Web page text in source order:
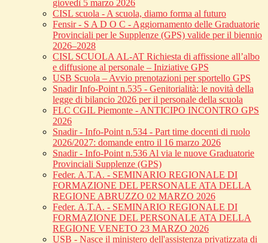
giovedì 5 marzo 2026
CISL scuola - A scuola, diamo forma al futuro
Fensir - S A D O C - Aggiornamento delle Graduatorie
Provinciali per le Supplenze (GPS) valide per il biennio
2026–2028
CISL SCUOLA AL-AT Richiesta di affissione all’albo
e diffusione al personale – Iniziative GPS
USB Scuola – Avvio prenotazioni per sportello GPS
Snadir Info-Point n.535 - Genitorialità: le novità della
legge di bilancio 2026 per il personale della scuola
FLC CGIL Piemonte - ANTICIPO INCONTRO GPS
2026
Snadir - Info-Point n.534 - Part time docenti di ruolo
2026/2027: domande entro il 16 marzo 2026
Snadir - Info-Point n.536 Al via le nuove Graduatorie
Provinciali Supplenze (GPS)
Feder. A.T.A. - SEMINARIO REGIONALE DI
FORMAZIONE DEL PERSONALE ATA DELLA
REGIONE ABRUZZO 02 MARZO 2026
Feder. A.T.A. - SEMINARIO REGIONALE DI
FORMAZIONE DEL PERSONALE ATA DELLA
REGIONE VENETO 23 MARZO 2026
USB - Nasce il ministero dell'assistenza privatizzata di